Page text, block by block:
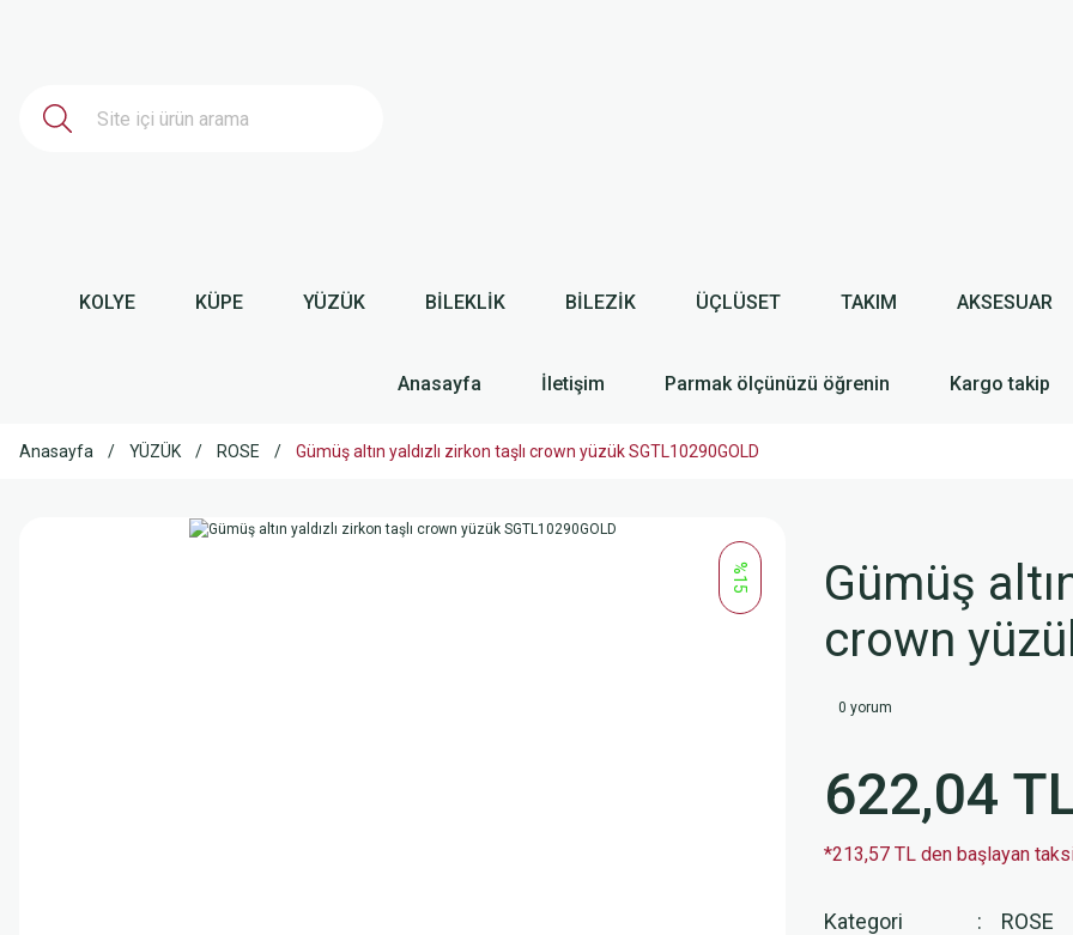
KOLYE KÜPE YÜZÜK BİLEKLİK BİLEZİK ÜÇLÜSET TAKIM AKSESUAR
Anasayfa İletişim Parmak ölçünüzü öğrenin Kargo takip
Anasayfa YÜZÜK ROSE Gümüş altın yaldızlı zirkon taşlı crown yüzük SGTL10290GOLD
%15
Gümüş
crown
0 yorum
622,04
*213,57 TL den başlayan
Kategori
ROSE